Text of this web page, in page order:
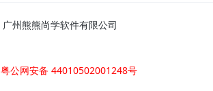
广州熊熊尚学软件有限公司
粤公网安备 44010502001248号